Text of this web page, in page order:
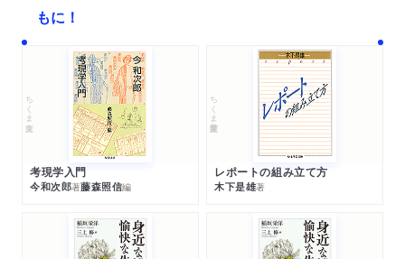
もに！
ちくま文庫
考現学入門
今和次郎著藤森照信編
ちくま学芸文庫
レポートの組み立て方
木下是雄著